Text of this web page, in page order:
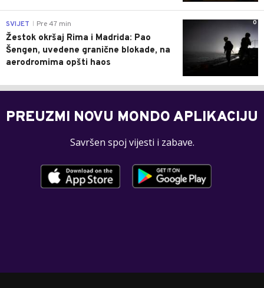
0
SVIJET Pre 47 min
Žestok okršaj Rima i Madrida: Pao
Šengen, uvedene granične blokade, na
aerodromima opšti haos
PREUZMI NOVU MONDO APLIKACIJU
Savršen spoj vijesti i zabave.